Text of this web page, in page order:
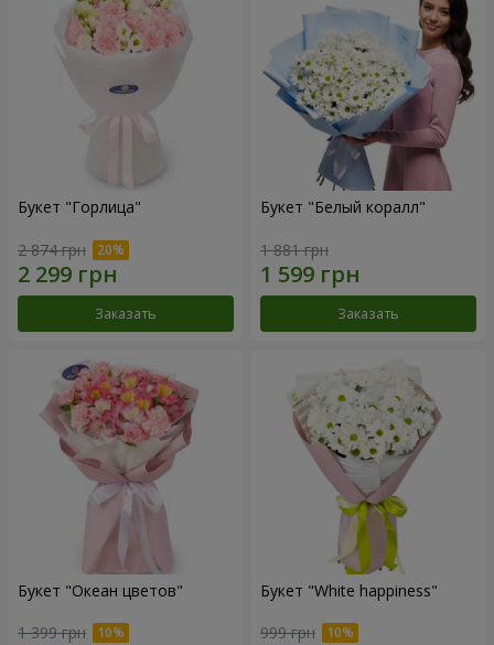
Букет "Горлица"
2 874 грн
Заказать
Букет "Белый коралл"
1 881 грн
Заказать
Букет "Океан цветов"
1 399 грн
Букет "White happiness"
999 грн